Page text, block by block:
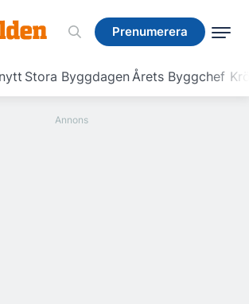
Prenumerera
Stora ByggdagenÅrets Byggchef
Prenumerera